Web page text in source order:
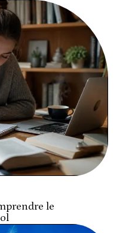
le